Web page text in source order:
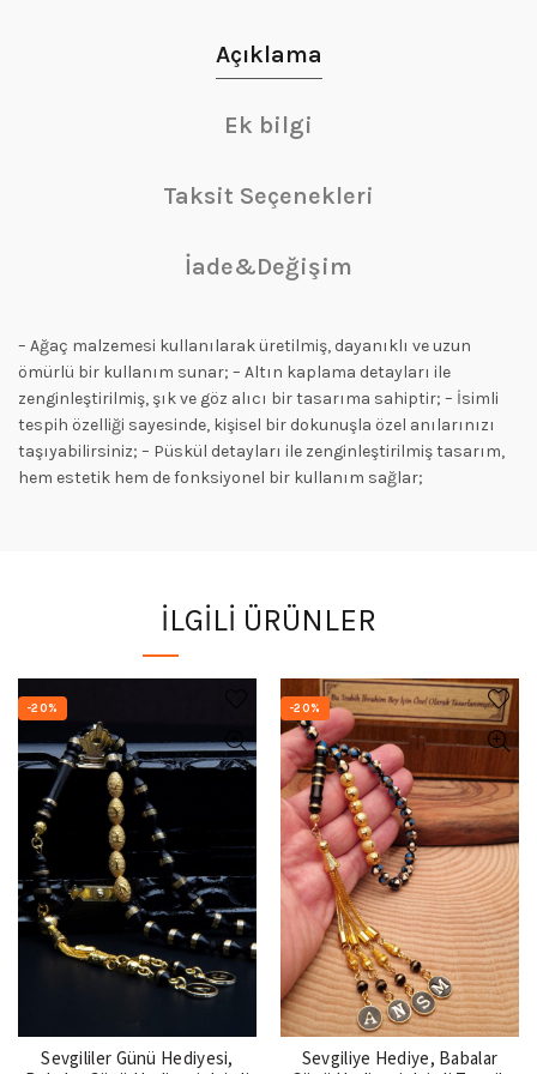
Açıklama
Ek bilgi
Taksit Seçenekleri
İade&Değişim
– Ağaç malzemesi kullanılarak üretilmiş, dayanıklı ve uzun
ömürlü bir kullanım sunar; – Altın kaplama detayları ile
zenginleştirilmiş, şık ve göz alıcı bir tasarıma sahiptir; – İsimli
tespih özelliği sayesinde, kişisel bir dokunuşla özel anılarınızı
taşıyabilirsiniz; – Püskül detayları ile zenginleştirilmiş tasarım,
hem estetik hem de fonksiyonel bir kullanım sağlar;
İLGILI ÜRÜNLER
-20%
Sevgililer Günü Hediyesi,
-20%
Sevgiliye Hediye, Babalar